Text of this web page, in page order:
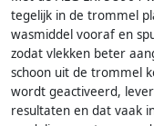
tegelijk in de trommel
wasmiddel vooraf en
zodat vlekken beter
schoon uit de trommel
wordt geactiveerd,
resultaten en dat vaak